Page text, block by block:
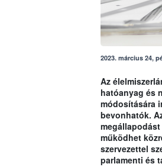
2023. március 24,
Az
hatóanyag és
módosítására
bevonhatók.
működhet
szervezettel
parlamenti és